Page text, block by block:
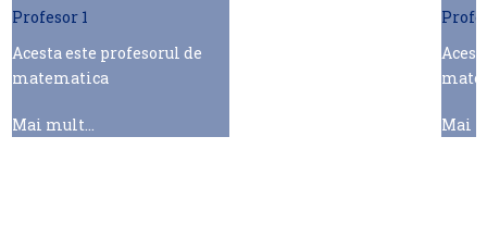
Profesor 1
Acesta este profesorul de
matematica
Mai mult... Mai